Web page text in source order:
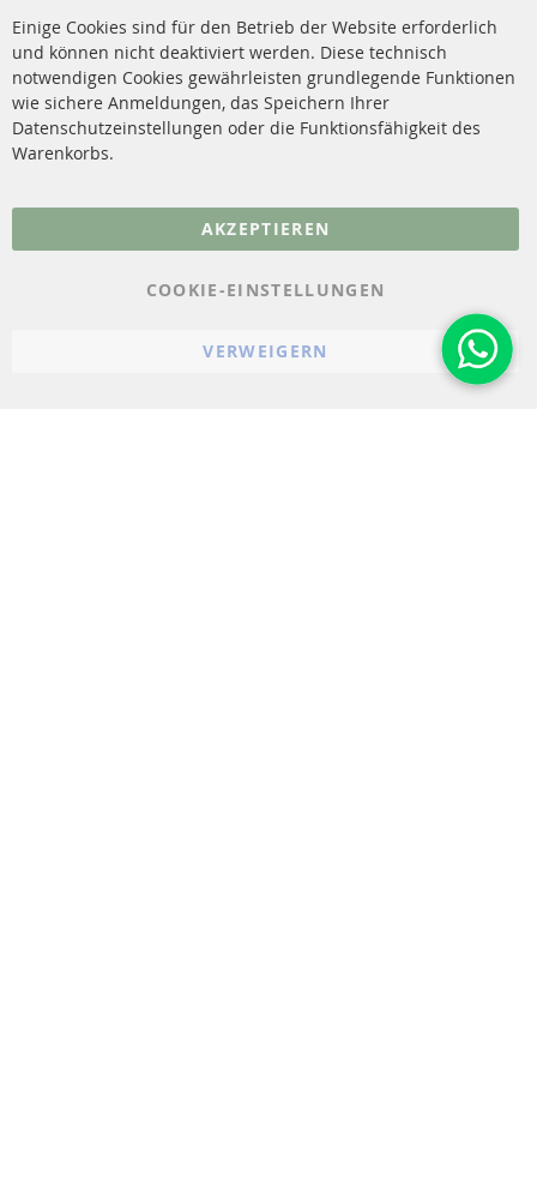
Katalysator (KAT)
Sensoren
FAQ
Versandkosten
Kontakt
Vertrag widerrufen
Einige Cookies sind für den Betrieb der Website erforderlich
und können nicht deaktiviert werden. Diese technisch
notwendigen Cookies gewährleisten grundlegende Funktionen
wie sichere Anmeldungen, das Speichern Ihrer
Datenschutzeinstellungen oder die Funktionsfähigkeit des
Warenkorbs.
AKZEPTIEREN
COOKIE-EINSTELLUNGEN
VERWEIGERN